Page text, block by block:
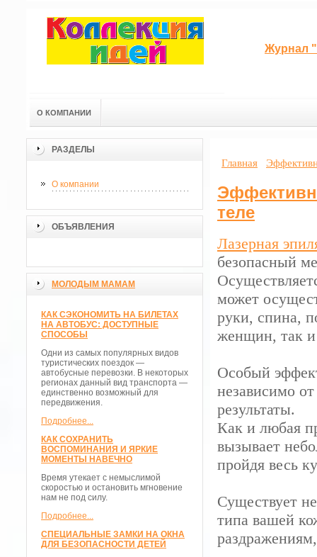
Журнал
О КОМПАНИИ
РАЗДЕЛЫ
О компании
ОБЪЯВЛЕНИЯ
МОЛОДЫМ МАМАМ
КАК СЭКОНОМИТЬ НА БИЛЕТАХ
НА АВТОБУС: ДОСТУПНЫЕ
СПОСОБЫ
Одни из самых популярных видов
туристических поездок —
автобусные перевозки. В некоторых
регионах данный вид транспорта —
единственно возможный для
передвижения.
Подробнее...
КАК СОХРАНИТЬ
ВОСПОМИНАНИЯ И ЯРКИЕ
МОМЕНТЫ НАВЕЧНО
Время утекает с немыслимой
скоростью и остановить мгновение
нам не под силу.
Подробнее...
СПЕЦИАЛЬНЫЕ ЗАМКИ НА ОКНА
ДЛЯ БЕЗОПАСНОСТИ ДЕТЕЙ
Главная
теле
Лазерная
безопасный
может
руки, спина,
женщин, так
Особый
независимо
результаты.
Как и любая
вызывает
пройдя весь
Существует
типа вашей